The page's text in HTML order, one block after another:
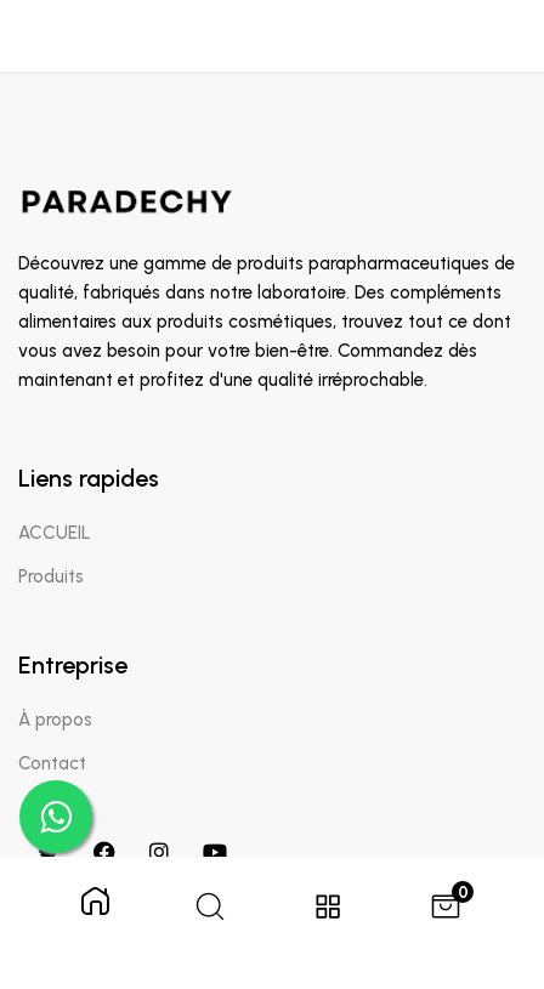
0
Découvrez une gamme de produits parapharmaceutiques de
qualité, fabriqués dans notre laboratoire. Des compléments
alimentaires aux produits cosmétiques, trouvez tout ce dont
vous avez besoin pour votre bien-être. Commandez dès
maintenant et profitez d'une qualité irréprochable.
Liens rapides
ACCUEIL
Produits
Entreprise
À propos
Contact